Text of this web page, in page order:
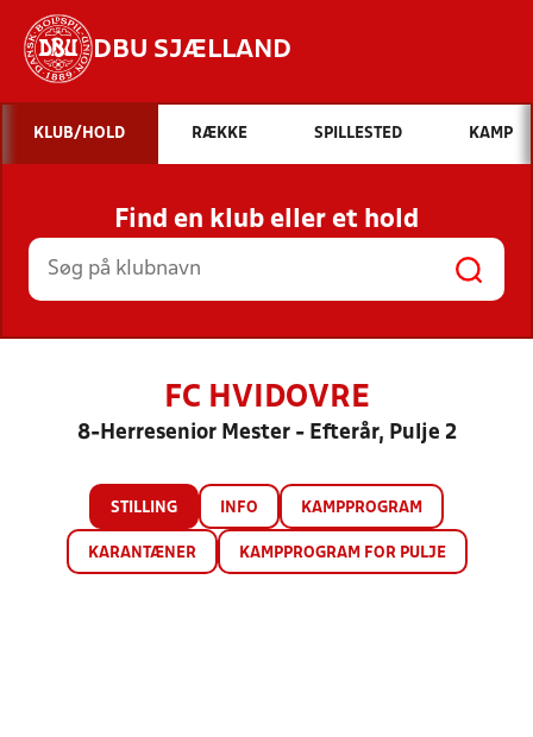
DBU SJÆLLAND
Hvad vil du søge efter?
INDHOLD OG NYHEDER
STILLINGER, RESULTATER, KLUBBER OG
HOLD
KLUB/HOLD RÆKKE SPILLESTED KAMP
Find en klub eller et hold
FC HVIDOVRE
8-Herresenior Mester - Efterår, Pulje 2
STILLING INFO KAMPPROGRAM
KARANTÆNER KAMPPROGRAM FOR PULJE